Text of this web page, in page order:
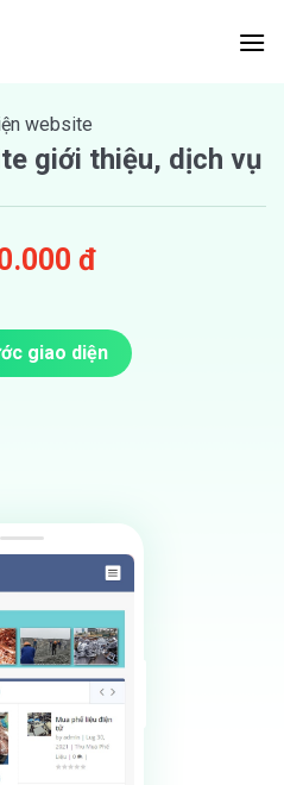
website
giới thiệu, dịch vụ
đ
giao diện